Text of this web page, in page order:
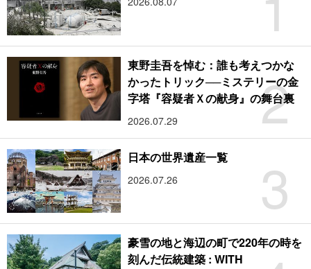
2
東野圭吾を悼む：誰も考えつかな
かったトリック──ミステリーの金
字塔『容疑者Ｘの献身』の舞台裏
2026.07.29
3
日本の世界遺産一覧
2026.07.26
豪雪の地と海辺の町で220年の時を
刻んだ伝統建築 : WITH